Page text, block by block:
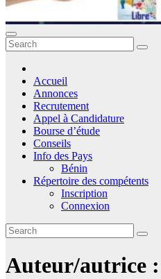
Accueil
Annonces
Recrutement
Appel à Candidature
Bourse d’étude
Conseils
Info des Pays
Bénin
Répertoire des compétents
Inscription
Connexion
Auteur/autrice :